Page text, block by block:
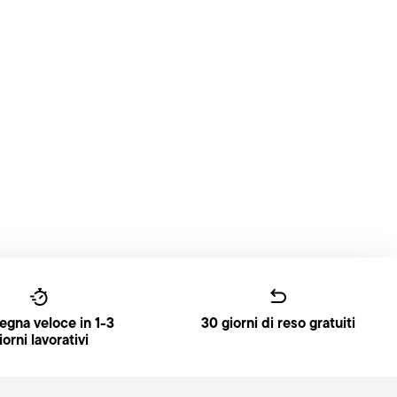
veloce in 1-3
lavorativi
30 giorni di reso gratuiti